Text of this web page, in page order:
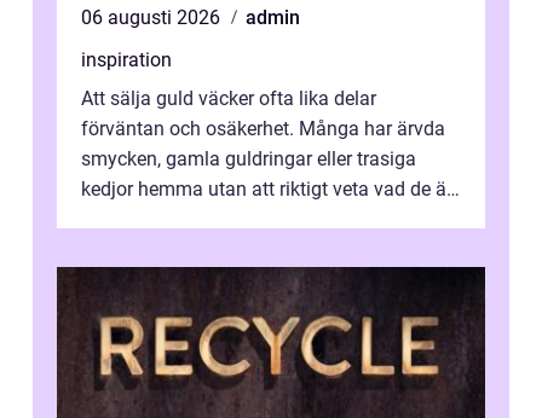
06 augusti 2026
admin
inspiration
Att sälja guld väcker ofta lika delar
förväntan och osäkerhet. Många har ärvda
smycken, gamla guldringar eller trasiga
kedjor hemma utan att riktigt veta vad de är